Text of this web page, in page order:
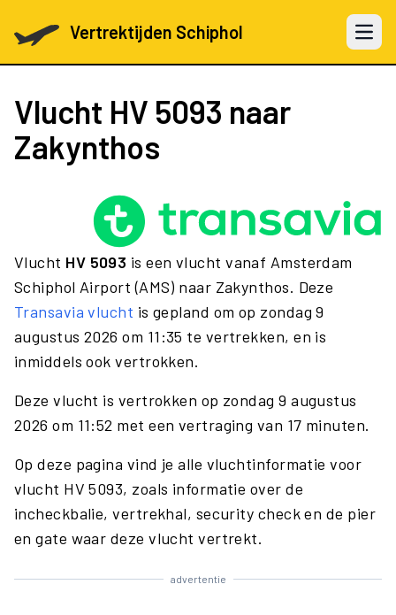
Vertrektijden Schiphol Open
Vlucht HV 5093 naar
Zakynthos
Vlucht HV 5093 is een vlucht vanaf Amsterdam
Schiphol Airport (AMS) naar Zakynthos. Deze
Transavia vlucht is gepland om op zondag 9
augustus 2026 om 11:35 te vertrekken, en is
inmiddels ook vertrokken.
Deze vlucht is vertrokken op zondag 9 augustus
2026 om 11:52 met een vertraging van 17 minuten.
Op deze pagina vind je alle vluchtinformatie voor
vlucht HV 5093, zoals informatie over de
incheckbalie, vertrekhal, security check en de pier
en gate waar deze vlucht vertrekt.
advertentie